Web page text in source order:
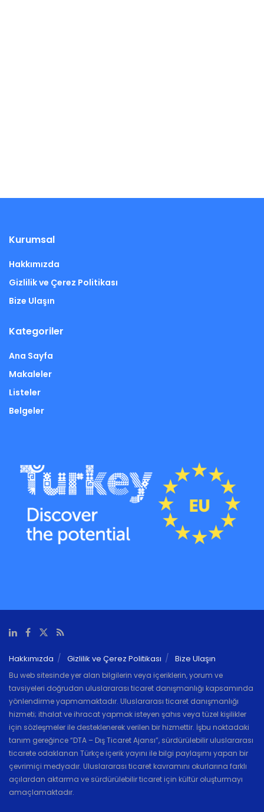
Kurumsal
Hakkımızda
Gizlilik ve Çerez Politikası
Bize Ulaşın
Kategoriler
Ana Sayfa
Makaleler
Listeler
Belgeler
Hakkımızda Gizlilik ve Çerez Politikası Bize Ulaşın
Bu web sitesinde yer alan bilgilerin veya içeriklerin, yorum ve
tavsiyeleri doğrudan uluslararası ticaret danışmanlığı kapsamında
yönlendirme yapmamaktadır. Uluslararası ticaret danışmanlığı
hizmeti; ithalat ve ihracat yapmak isteyen şahıs veya tüzel kişilikler
için sözleşmeler ile desteklenerek verilen bir hizmettir. İşbu noktadaki
tanım gereğince “DTA – Dış Ticaret Ajansı”, sürdürülebilir uluslararası
ticarete odaklanan Türkçe içerik yayını ile bilgi paylaşımı yapan bir
çevrimiçi medyadır. Uluslararası ticaret kavramını okurlarına farklı
açılardan aktarma ve sürdürülebilir ticaret için kültür oluşturmayı
amaçlamaktadır.